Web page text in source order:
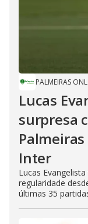
PALMEIRAS
Lucas
surpresa
Inter
Lucas
regularidade
últimas 35